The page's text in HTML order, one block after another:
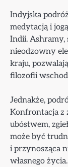
Indyjska
medytacją i
Indii. Ashramy,
nieodzowny
kraju,
filozofii
Jednakże,
Konfrontacja z
ubóstwem,
może być
i przynosząca
własnego życia.